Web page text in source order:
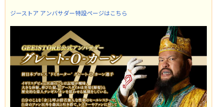
ジーストア アンバサダー特設ページはこちら